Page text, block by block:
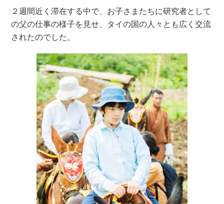
２週間近く滞在する中で、お子さまたちに研究者として
の父の仕事の様子を見せ、タイの国の人々とも広く交流
されたのでした。